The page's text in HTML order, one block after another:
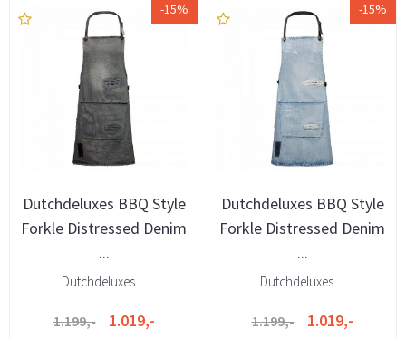
-15%
Dutchdeluxes BBQ Style
Forkle Distressed Denim
...
Dutchdeluxes ...
1.199,- 1.019,-
-15%
Dutchdeluxes BBQ Style
Forkle Distressed Denim
...
Dutchdeluxes ...
1.199,- 1.019,-